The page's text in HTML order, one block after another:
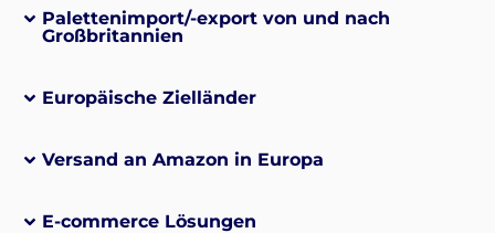
Palettenimport/-export von und nach
Großbritannien
Europäische Zielländer
Versand an Amazon in Europa
E-commerce Lösungen